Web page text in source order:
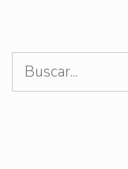
Pesquisar